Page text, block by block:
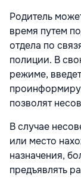
Родитель
время путем
отдела по
полиции. В
режиме,
позволят
В случае
или место
назначения,
предъявлять